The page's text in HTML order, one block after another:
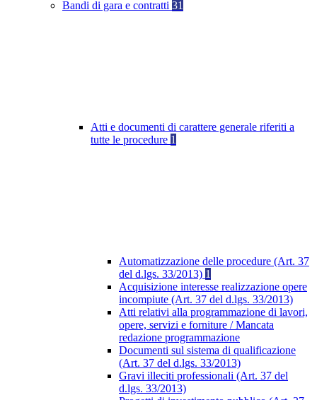
Bandi di gara e contratti 31
Atti e documenti di carattere generale riferiti a
tutte le procedure 1
Automatizzazione delle procedure (Art. 37
del d.lgs. 33/2013) 1
Acquisizione interesse realizzazione opere
incompiute (Art. 37 del d.lgs. 33/2013)
Atti relativi alla programmazione di lavori,
opere, servizi e forniture / Mancata
redazione programmazione
Documenti sul sistema di qualificazione
(Art. 37 del d.lgs. 33/2013)
Gravi illeciti professionali (Art. 37 del
d.lgs. 33/2013)